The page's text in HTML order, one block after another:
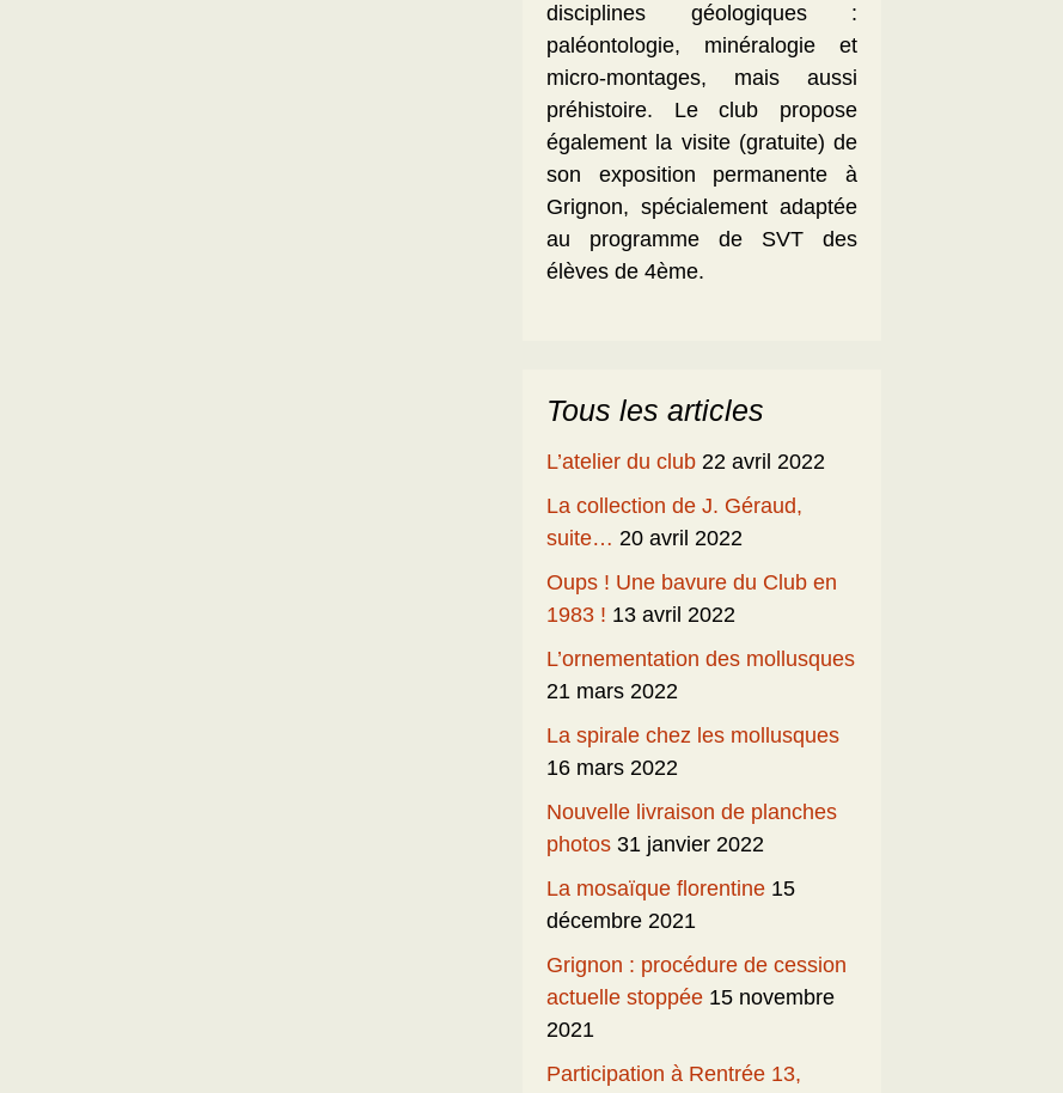
disciplines géologiques :
paléontologie, minéralogie et
micro-montages, mais aussi
préhistoire. Le club propose
également la visite (gratuite) de
son exposition permanente à
Grignon, spécialement adaptée
au programme de SVT des
élèves de 4ème.
Tous les articles
L’atelier du club 22 avril 2022
La collection de J. Géraud,
suite… 20 avril 2022
Oups ! Une bavure du Club en
1983 ! 13 avril 2022
L’ornementation des mollusques
21 mars 2022
La spirale chez les mollusques
16 mars 2022
Nouvelle livraison de planches
photos 31 janvier 2022
La mosaïque florentine 15
décembre 2021
Grignon : procédure de cession
actuelle stoppée 15 novembre
2021
Participation à Rentrée 13,